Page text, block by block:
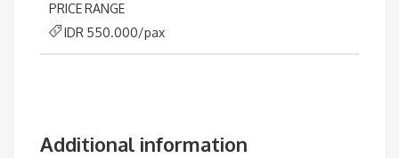
PRICE RANGE
IDR 550.000/pax
Additional information